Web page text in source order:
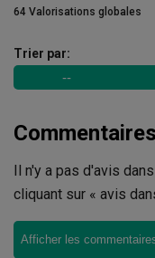
64 Valorisations globales
Trier par:
Il n'y a pas d'avis
cliquant sur « avis
Afficher les